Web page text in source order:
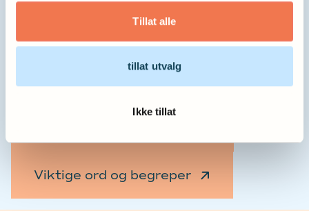
Tillat alle
tillat utvalg
Ikke tillat
Se brosjyren om arv og
testament
Viktige ord og begreper